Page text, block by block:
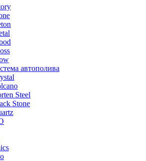
автополива
Steel
Stone